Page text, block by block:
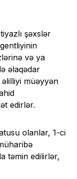
şəxslər
və ya
əlaqədar
müəyyən
edirlər.
olanlar, 1-ci
təmin edilirlər.